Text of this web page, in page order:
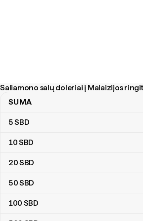
Saliamono salų doleriai į Malaizijos
Saliamono salų doleriai į Malaizijos ringitai
SUMA
5SBD
10SBD
20SBD
50SBD
100 SBD